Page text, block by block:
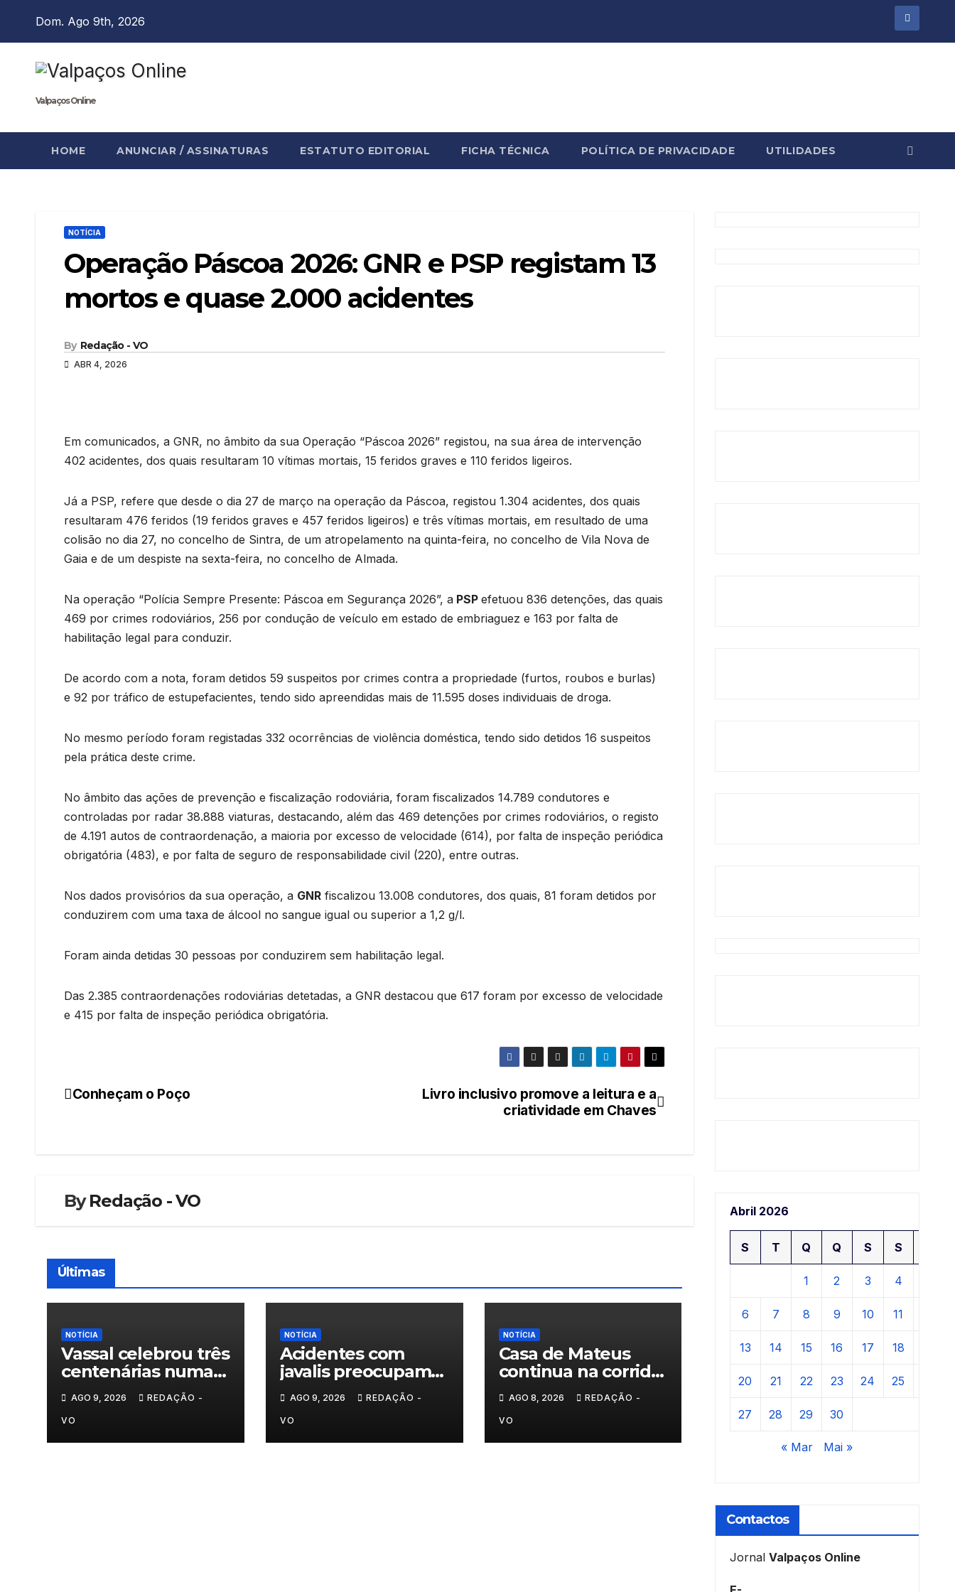
Dom. Ago 9th, 2026
Valpaços Online
HOME ANUNCIAR / ASSINATURAS ESTATUTO EDITORIAL FICHA TÉCNICA POLÍTICA DE PRIVACIDADE UTILIDADES
NOTÍCIA
Operação Páscoa 2026: GNR e PSP registam 13
mortos e quase 2.000 acidentes
By Redação - VO
ABR 4, 2026
Em comunicados, a GNR, no âmbito da sua Operação “Páscoa 2026” registou, na sua área de intervenção
402 acidentes, dos quais resultaram 10 vítimas mortais, 15 feridos graves e 110 feridos ligeiros.
Já a PSP, refere que desde o dia 27 de março na operação da Páscoa, registou 1.304 acidentes, dos quais
resultaram 476 feridos (19 feridos graves e 457 feridos ligeiros) e três vítimas mortais, em resultado de uma
colisão no dia 27, no concelho de Sintra, de um atropelamento na quinta-feira, no concelho de Vila Nova de
Gaia e de um despiste na sexta-feira, no concelho de Almada.
Na operação “Polícia Sempre Presente: Páscoa em Segurança 2026”, a PSP efetuou 836 detenções, das quais
469 por crimes rodoviários, 256 por condução de veículo em estado de embriaguez e 163 por falta de
habilitação legal para conduzir.
De acordo com a nota, foram detidos 59 suspeitos por crimes contra a propriedade (furtos, roubos e burlas)
e 92 por tráfico de estupefacientes, tendo sido apreendidas mais de 11.595 doses individuais de droga.
No mesmo período foram registadas 332 ocorrências de violência doméstica, tendo sido detidos 16 suspeitos
pela prática deste crime.
No âmbito das ações de prevenção e fiscalização rodoviária, foram fiscalizados 14.789 condutores e
controladas por radar 38.888 viaturas, destacando, além das 469 detenções por crimes rodoviários, o registo
de 4.191 autos de contraordenação, a maioria por excesso de velocidade (614), por falta de inspeção periódica
obrigatória (483), e por falta de seguro de responsabilidade civil (220), entre outras.
Nos dados provisórios da sua operação, a GNR fiscalizou 13.008 condutores, dos quais, 81 foram detidos por
conduzirem com uma taxa de álcool no sangue igual ou superior a 1,2 g/l.
Foram ainda detidas 30 pessoas por conduzirem sem habilitação legal.
Das 2.385 contraordenações rodoviárias detetadas, a GNR destacou que 617 foram por excesso de velocidade
e 415 por falta de inspeção periódica obrigatória.
Navegação
Livro inclusivo promove a leitura e a
criatividade em Chaves
Conheçam o Poço
ByRedação - VO
Últimas
NOTÍCIA
Vassal celebrou três
centenárias numa
homenagem a um
século de histórias
AGO 9, 2026 REDAÇÃO -
VO
NOTÍCIA
Acidentes com
javalis preocupam
nas estradas de
Trás-os-Montes
AGO 9, 2026 REDAÇÃO -
VO
NOTÍCIA
Casa de Mateus
continua na corrida
Maravilhas de
Portugal
AGO 8, 2026 REDAÇÃO -
VO
Abril 2026
S T Q Q S S
1 2 3 4
6 7 8 9 10 11
13 14 15 16 17 18
20 21 22 23 24 25
27 28 29 30
« Mar Mai »
Contactos
Jornal Valpaços Online